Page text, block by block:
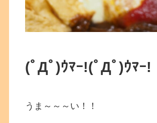
(ﾟДﾟ)ｳﾏｰ!(ﾟДﾟ)ｳﾏｰ!
うま～～～い！！